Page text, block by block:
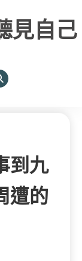
見自己
到九
遭的